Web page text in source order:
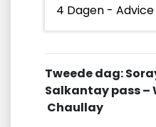
Tweede dag:
Salkantay pass
Chaullay